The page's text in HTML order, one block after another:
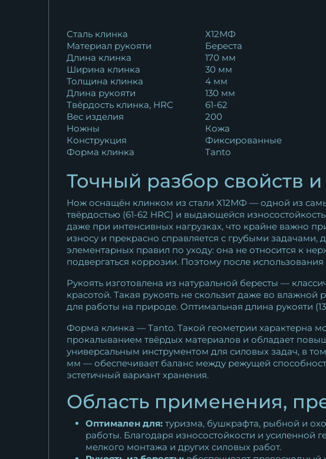
Сталь клинка
Х12МФ
Материал рукояти
Береста
Длина клинка
170 мм
Ширина клинка
30 мм
Толщина клинка
4 мм
Длина рукояти
130 мм
Твёрдость клинка, HRC
61-62
Вес изделия
200
Ножны
Кожа
Конструкция
Фиксированные
Форма клинка
Tanto
Точный разбор свойств
Нож оснащён клинком из стали Х12МФ — одной из
твёрдостью (61-62 HRC) и выдающейся
даже при интенсивных нагрузках, что крайне важно
износу и прекрасно справляется с грубыми
элементарных правил по уходу: она не относится к
подвергаться коррозии. Поэтому после
Рукоять изготовлена из натуральной бересты —
красотой. Такая рукоять не скользит даже во
для работы на природе. Оптимальная длина рукояти
Форма клинка — Tanto. Такой геометрии характерна
прокалыванием твёрдых материалов и обладает
универсальным инструментом для силовых задач, в
мм — обеспечивает баланс между режущей
эстетичный вариант хранения.
Область применения,
Оптимален для: туризма, бушкрафта, рыбной и
работы. Благодаря износостойкости и усиленной
мелкого монтажа и других силовых работ.